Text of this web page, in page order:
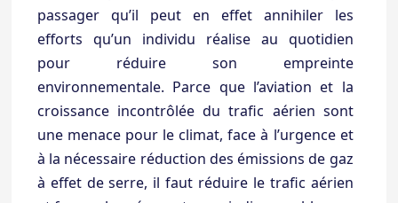
passager qu’il peut en effet annihiler les
efforts qu’un individu réalise au quotidien
pour réduire son empreinte
environnementale. Parce que l’aviation et la
croissance incontrôlée du trafic aérien sont
une menace pour le climat, face à l’urgence et
à la nécessaire réduction des émissions de gaz
à effet de serre, il faut réduire le trafic aérien